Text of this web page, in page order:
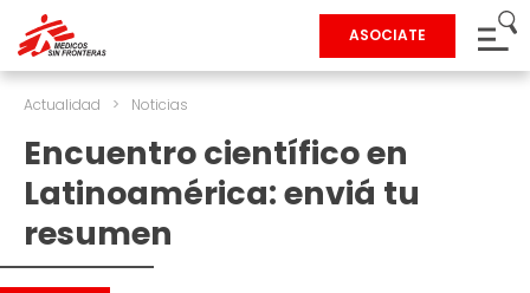
ASOCIATE
Actualidad > Noticias
Encuentro científico en
Latinoamérica: enviá tu
resumen